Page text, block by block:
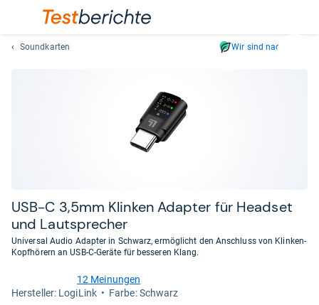
sich
Soundkarten Wir sind nachhaltig
USB-​C 3,5mm Klin­ken Adap­ter für Head­set
und Laut­spre­cher
Universal Audio Adapter in Schwarz, ermöglicht den Anschluss von Klinken-
Kopfhörern an USB-C-Geräte für besseren Klang.
von
12 Meinungen
Her­stel­ler: LogiLink
Farbe: Schwarz